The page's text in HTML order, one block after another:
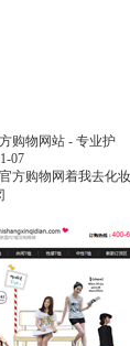
购物网站 - 专业护
07
方购物网着我去化